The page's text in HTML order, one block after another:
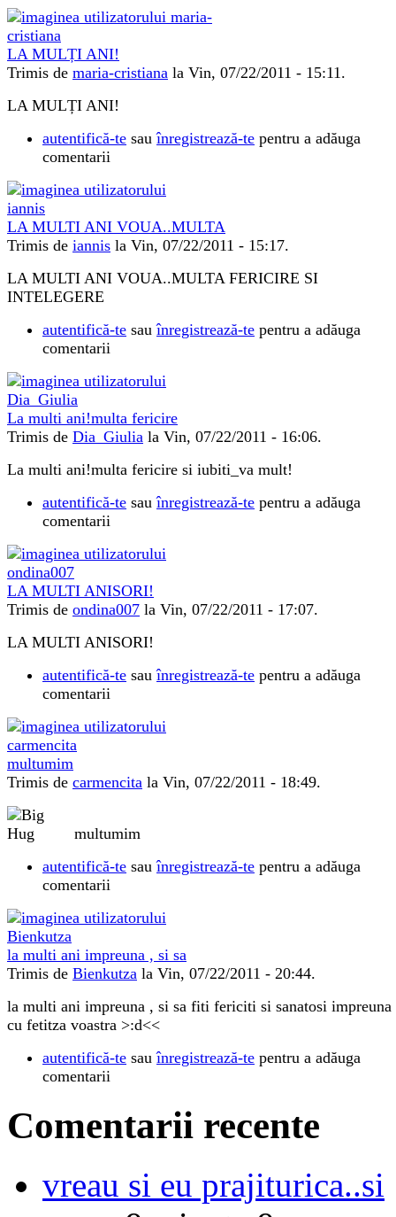
LA MULȚI ANI!
Trimis de maria-cristiana la Vin, 07/22/2011 - 15:11.
LA MULȚI ANI!
autentifică-te sauînregistrează-te pentru a adăuga
comentarii
LA MULTI ANI VOUA..MULTA
Trimis de iannis la Vin, 07/22/2011 - 15:17.
LA MULTI ANI VOUA..MULTA FERICIRE SI
INTELEGERE
autentifică-te sauînregistrează-te pentru a adăuga
comentarii
La multi ani!multa fericire
Trimis de Dia_Giulia la Vin, 07/22/2011 - 16:06.
La multi ani!multa fericire si iubiti_va mult!
autentifică-te sauînregistrează-te pentru a adăuga
comentarii
LA MULTI ANISORI!
Trimis de ondina007 la Vin, 07/22/2011 - 17:07.
LA MULTI ANISORI!
autentifică-te sauînregistrează-te pentru a adăuga
comentarii
multumim
Trimis de carmencita la Vin, 07/22/2011 - 18:49.
multumim
autentifică-te sauînregistrează-te pentru a adăuga
comentarii
la multi ani impreuna , si sa
Trimis de Bienkutza la Vin, 07/22/2011 - 20:44.
la multi ani impreuna , si sa fiti fericiti si sanatosi impreuna
cu fetitza voastra >:d<<
autentifică-te sauînregistrează-te pentru a adăuga
comentarii
Comentarii recente
vreau si eu prajiturica..si